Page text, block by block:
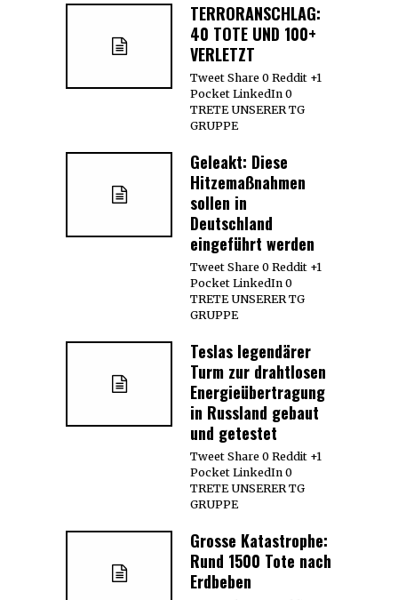
TERRORANSCHLAG:
40 TOTE UND 100+
VERLETZT
Tweet Share 0 Reddit +1
Pocket LinkedIn 0
TRETE UNSERER TG
GRUPPE
Geleakt: Diese
Hitzemaßnahmen
sollen in
Deutschland
eingeführt werden
Tweet Share 0 Reddit +1
Pocket LinkedIn 0
TRETE UNSERER TG
GRUPPE
Teslas legendärer
Turm zur drahtlosen
Energieübertragung
in Russland gebaut
und getestet
Tweet Share 0 Reddit +1
Pocket LinkedIn 0
TRETE UNSERER TG
GRUPPE
Grosse Katastrophe:
Rund 1500 Tote nach
Erdbeben